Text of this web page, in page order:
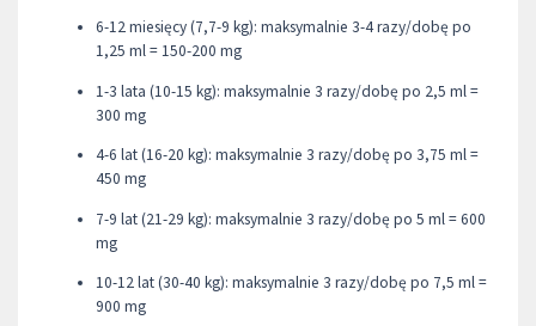
6-12 miesięcy (7,7-9 kg): maksymalnie 3-4 razy/dobę po
1,25 ml = 150-200 mg
1-3 lata (10-15 kg): maksymalnie 3 razy/dobę po 2,5 ml =
300 mg
4-6 lat (16-20 kg): maksymalnie 3 razy/dobę po 3,75 ml =
450 mg
7-9 lat (21-29 kg): maksymalnie 3 razy/dobę po 5 ml = 600
mg
10-12 lat (30-40 kg): maksymalnie 3 razy/dobę po 7,5 ml =
900 mg